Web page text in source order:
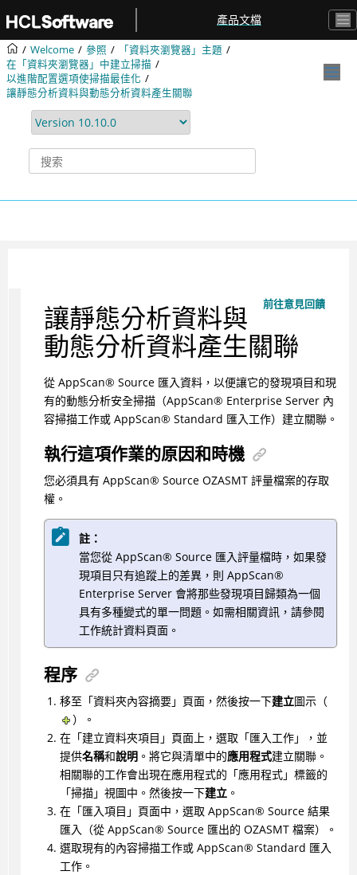
產品文檔
Welcome 參照
「資料夾瀏覽器」主題
在「資料夾瀏覽器」中建立掃描
以進階配置選項使掃描最佳化
讓靜態分析資料與動態分析資料產生關聯
前往意見回饋
讓靜態分析資料與
動態分析資料產生關聯
從 AppScan® Source 匯入資料，以便讓它的發現項目和現
有的動態分析安全掃描（AppScan® Enterprise Server 內
容掃描工作或 AppScan® Standard 匯入工作）建立關聯。
執行這項作業的原因和時機
您必須具有 AppScan® Source OZASMT 評量檔案的存取
權。
註：
當您從 AppScan® Source 匯入評量檔時，如果發
現項目只有追蹤上的差異，則 AppScan®
Enterprise Server 會將那些發現項目歸類為一個
具有多種變式的單一問題。如需相關資訊，請參閱
工作統計資料頁面。
程序
移至「資料夾內容摘要」頁面，然後按一下建立圖示（
）。
在「建立資料夾項目」頁面上，選取「匯入工作」，並
提供名稱和說明。將它與清單中的應用程式建立關聯。
相關聯的工作會出現在應用程式的「應用程式」標籤的
「掃描」視圖中。然後按一下建立。
在「匯入項目」頁面中，選取 AppScan® Source 結果
匯入（從 AppScan® Source 匯出的 OZASMT 檔案）。
選取現有的內容掃描工作或 AppScan® Standard 匯入
工作。